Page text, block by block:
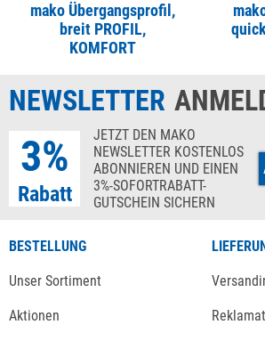
mako Übergangsprofil,
breit PROFIL,
KOMFORT
NEWSLETTER
3%
Rabatt
JETZT DEN MAKO
NEWSLETTER KOSTENLOS
ABONNIEREN UND EINEN
3%-SOFORTRABATT-
GUTSCHEIN SICHERN
BESTELLUNG
Unser Sortiment
Aktionen